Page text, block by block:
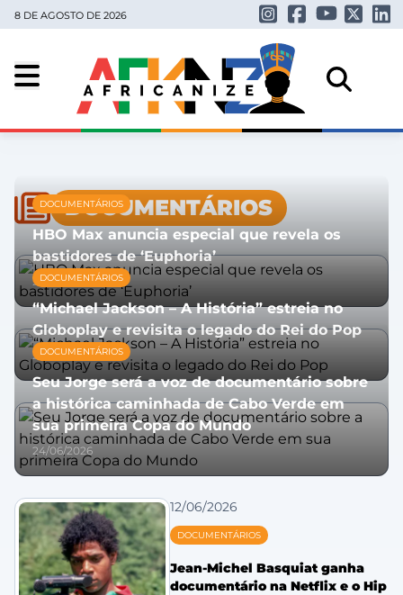
8 DE AGOSTO DE 2026
DOCUMENTÁRIOS
DOCUMENTÁRIOS
HBO Max anuncia especial que revela os
bastidores de ‘Euphoria’
20/07/2026
DOCUMENTÁRIOS
“Michael Jackson – A História” estreia no
Globoplay e revisita o legado do Rei do Pop
24/06/2026
DOCUMENTÁRIOS
Seu Jorge será a voz de documentário sobre
a histórica caminhada de Cabo Verde em
sua primeira Copa do Mundo
24/06/2026
12/06/2026
DOCUMENTÁRIOS
Jean-Michel Basquiat ganha
documentário na Netflix e o Hip